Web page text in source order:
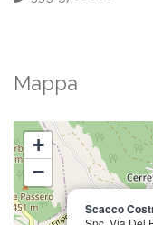
Mappa
Scacco
+
−